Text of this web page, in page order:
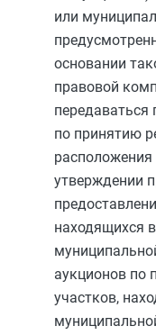
или
основании
правовой
по принятию
расположения
утверждении
находящихся
аукционов по
участков,